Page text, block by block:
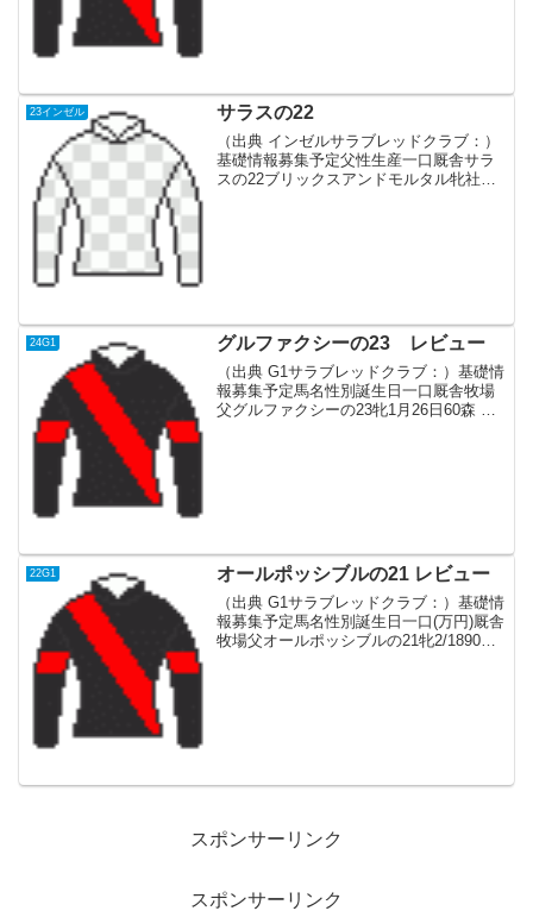
23インゼル サラスの22
（出典 インゼルサラブレッドクラブ：）
基礎情報募集予定父性生産一口厩舎サラ
スの22ブリックスアンドモルタル牝社台
24G1 グルファクシーの23 レビュー
（出典 G1サラブレッドクラブ：）基礎情
報募集予定馬名性別誕生日一口厩舎牧場
父グルファクシーの23牝1月26日60森 一
22G1 オールポッシブルの21 レビュー
（出典 G1サラブレッドクラブ：）基礎情
報募集予定馬名性別誕生日一口(万円)厩舎
牧場父オールポッシブルの21牝2/1890小
スポンサーリンク
スポンサーリンク